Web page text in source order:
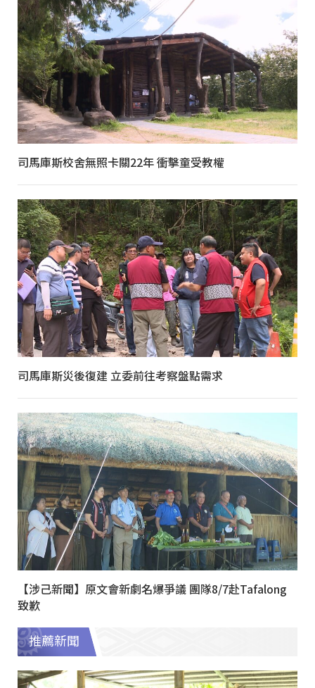
司馬庫斯校舍無照卡關22年 衝擊童受教權
司馬庫斯災後復建 立委前往考察盤點需求
【涉己新聞】原文會新劇名爆爭議 團隊8/7赴Tafalong
致歉
推薦新聞